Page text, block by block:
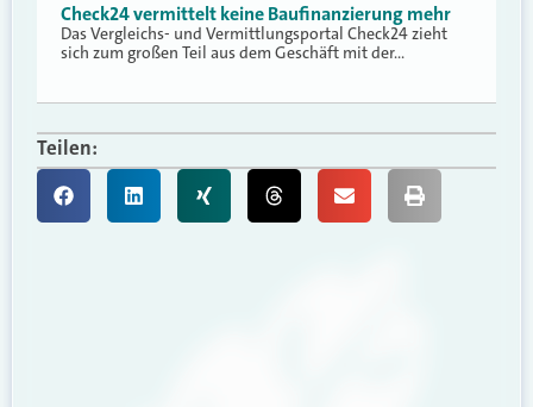
Check24 vermittelt keine Baufinanzierung mehr
Das Vergleichs- und Vermittlungsportal Check24 zieht
sich zum großen Teil aus dem Geschäft mit der…
Teilen: